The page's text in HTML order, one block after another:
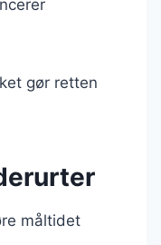
gør retten
måltidet